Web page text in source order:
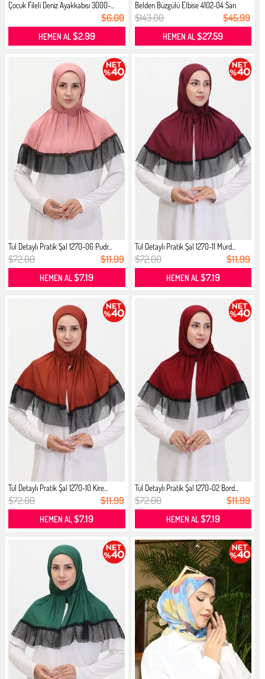
Çocuk Fileli Deniz Ayakkabısı 3000-...
$6.00
HEMEN AL$2.99
Belden Büzgülü Elbise 4102-04 Sarı
$143.00 $45.99
HEMEN AL$27.59
Tül Detaylı Pratik Şal 1270-06 Pudr...
$72.00 $11.99
HEMEN AL$7.19
Tül Detaylı Pratik Şal 1270-11 Mürd...
$72.00 $11.99
HEMEN AL$7.19
Tül Detaylı Pratik Şal 1270-10 Kire...
$72.00 $11.99
HEMEN AL$7.19
Tül Detaylı Pratik Şal 1270-02 Bord...
$72.00 $11.99
HEMEN AL$7.19